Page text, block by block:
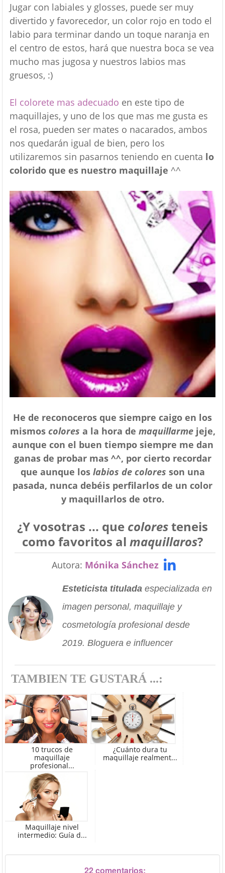
Jugar con labiales y glosses, puede ser muy
divertido y favorecedor, un color rojo en todo el
labio para terminar dando un toque naranja en
el centro de estos, hará que nuestra boca se vea
mucho mas jugosa y nuestros labios mas
gruesos, :)
El colorete mas adecuado en este tipo de
maquillajes, y uno de los que mas me gusta es
el rosa, pueden ser mates o nacarados, ambos
nos quedarán igual de bien, pero los
utilizaremos sin pasarnos teniendo en cuenta lo
colorido que es nuestro maquillaje ^^
He de reconoceros que siempre caigo en los
mismos colores a la hora de maquillarmejeje,
aunque con el buen tiempo siempre me dan
ganas de probar mas ^^, por cierto recordar
que aunque los labios de colores son una
pasada, nunca debéis perfilarlos de un color
y maquillarlos de otro.
¿Yvosotras ... que coloresteneis
como favoritos al maquillaros?
Autora: Mónika Sánchez
Esteticista tituladaespecializada en
imagen personal, maquillaje y
cosmetología profesional desde
2019. Bloguera e influencer
TAMBIEN TE GUSTARÁ ...:
10 trucos de
maquillaje
profesional...
¿Cuánto dura tu
maquillaje realment...
Maquillaje nivel
intermedio: Guía d...
22 comentarios: